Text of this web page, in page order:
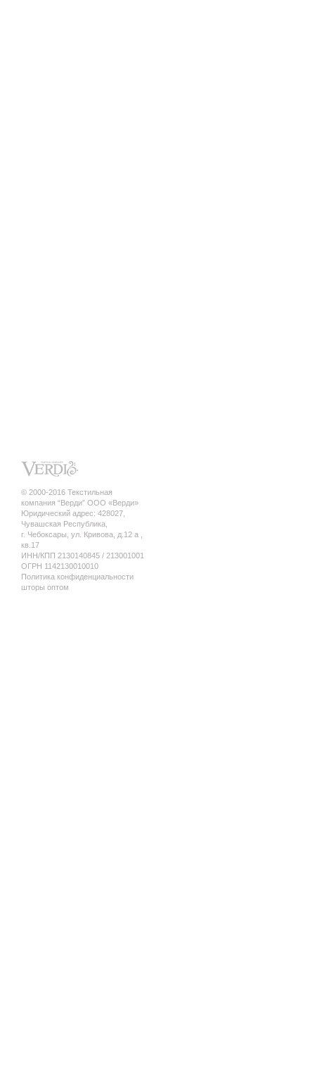
© 2000-2016 Текстильная
компания “Верди” ООО «Верди»
Юридический адрес: 428027,
Чувашская Республика,
г. Чебоксары, ул. Кривова, д.12 а ,
кв.17
ИНН/КПП 2130140845 / 213001001
ОГРН 1142130010010
Политика конфиденциальности
шторы оптом